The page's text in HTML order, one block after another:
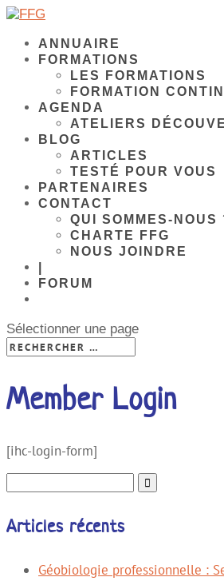
ANNUAIRE
FORMATIONS
LES FORMATIONS
FORMATION
AGENDA
ATELIERS
BLOG
ARTICLES
TESTÉ POUR VOUS
PARTENAIRES
CONTACT
QUI SOMMES-NOUS
CHARTE FFG
NOUS JOINDRE
FORUM
Sélectionner une page
Member Login
[ihc-login-form]
Articles récents
Géobiologie professionnelle :